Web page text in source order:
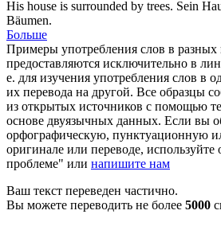
His house is surrounded by trees. Sein
Bäumen.
Больше
Примеры употребления слов в разных
предоставляются исключительно в
е. для изучения употребления слов в
их перевода на другой. Все образцы
из открытых источников с помощью
основе двуязычных данных. Если вы
орфографическую, пунктуационную
оригинале или переводе,
проблеме" или напишите нам
Ваш текст переведен частично.
Вы можете переводить не более 5000